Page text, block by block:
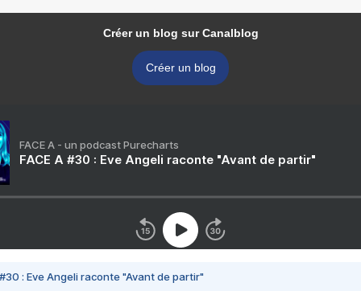
Créer un blog sur Canalblog
Créer un blog
FACE A - un podcast Purecharts
FACE A #30 : Eve Angeli raconte "Avant de partir"
#30 : Eve Angeli raconte "Avant de partir"